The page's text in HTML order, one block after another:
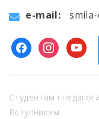
e-mail:
facebookinstagram
youtube
Студентам і
Вступникам